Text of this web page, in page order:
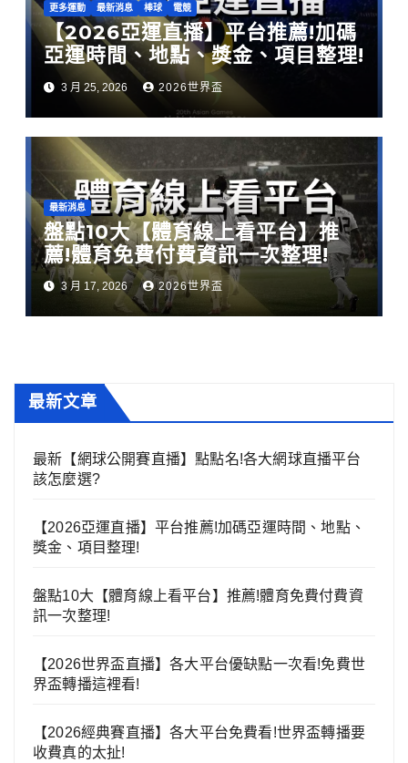
更多運動 最新消息 棒球 電競
【2026亞運直播】平台推薦!加碼
亞運時間、地點、獎金、項目整理!
3 月 25, 2026 2026世界盃
最新消息
盤點10大【體育線上看平台】推
薦!體育免費付費資訊一次整理!
3 月 17, 2026 2026世界盃
最新文章
最新【網球公開賽直播】點點名!各大網球直播平台
該怎麼選?
【2026亞運直播】平台推薦!加碼亞運時間、地點、
獎金、項目整理!
盤點10大【體育線上看平台】推薦!體育免費付費資
訊一次整理!
【2026世界盃直播】各大平台優缺點一次看!免費世
界盃轉播這裡看!
【2026經典賽直播】各大平台免費看!世界盃轉播要
收費真的太扯!